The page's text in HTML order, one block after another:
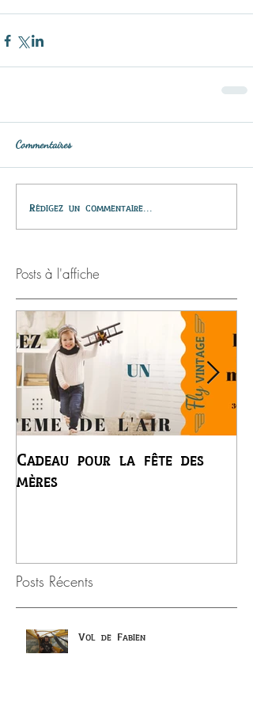
Commentaires
Rédigez un commentaire...
Posts à l'affiche
Cadeau pour la fête des
mères
Posts Récents
Vol de Fabien